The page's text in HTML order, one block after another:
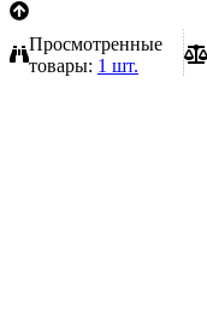
Просмотренные
товары: 1 шт.